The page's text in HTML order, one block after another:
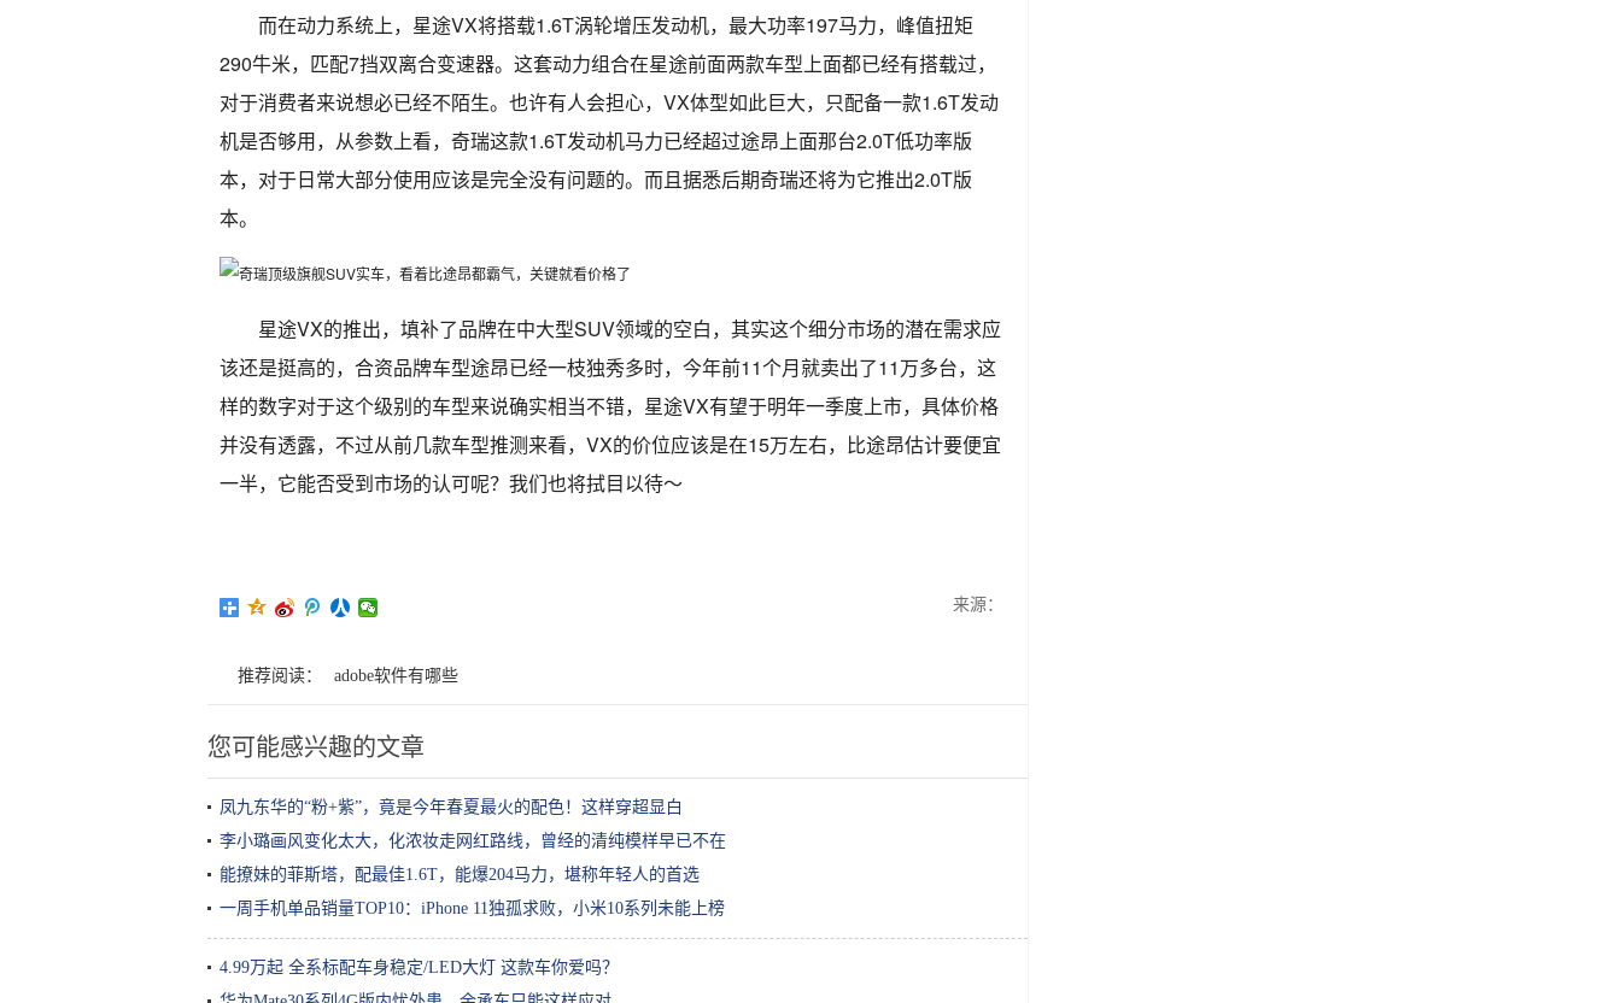
而在动力系统上，星途VX将搭载1.6T涡轮增压发动机，最大功率197马力，峰值扭矩
290牛米，匹配7挡双离合变速器。这套动力组合在星途前面两款车型上面都已经有搭载过，
对于消费者来说想必已经不陌生。也许有人会担心，VX体型如此巨大，只配备一款1.6T发动
机是否够用，从参数上看，奇瑞这款1.6T发动机马力已经超过途昂上面那台2.0T低功率版
本，对于日常大部分使用应该是完全没有问题的。而且据悉后期奇瑞还将为它推出2.0T版
本。
星途VX的推出，填补了品牌在中大型SUV领域的空白，其实这个细分市场的潜在需求应
该还是挺高的，合资品牌车型途昂已经一枝独秀多时，今年前11个月就卖出了11万多台，这
样的数字对于这个级别的车型来说确实相当不错，星途VX有望于明年一季度上市，具体价格
并没有透露，不过从前几款车型推测来看，VX的价位应该是在15万左右，比途昂估计要便宜
一半，它能否受到市场的认可呢？我们也将拭目以待〜
来源：
推荐阅读： adobe软件有哪些
您可能感兴趣的文章
凤九东华的“粉+紫”，竟是今年春夏最火的配色！这样穿超显白
李小璐画风变化太大，化浓妆走网红路线，曾经的清纯模样早已不在
能撩妹的菲斯塔，配最佳1.6T，能爆204马力，堪称年轻人的首选
一周手机单品销量TOP10：iPhone 11独孤求败，小米10系列未能上榜
4.99万起 全系标配车身稳定/LED大灯 这款车你爱吗？